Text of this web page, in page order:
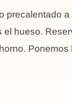
precalentado
hueso.